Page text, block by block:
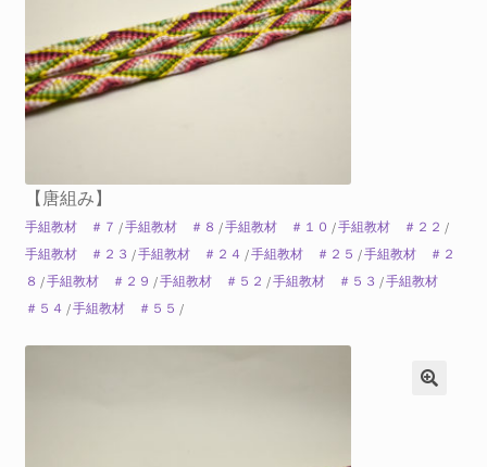
【唐組み】
手組教材 ＃７ /手組教材 ＃８ /手組教材 ＃１０ /手組教材 ＃２２ /
手組教材 ＃２３ /手組教材 ＃２４ /手組教材 ＃２５ /手組教材 ＃２
８ /手組教材 ＃２９ /手組教材 ＃５２ /手組教材 ＃５３ /手組教材
＃５４ /手組教材 ＃５５ /